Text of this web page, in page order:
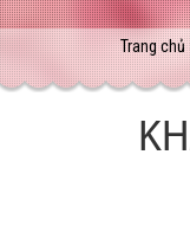
Trang chủ